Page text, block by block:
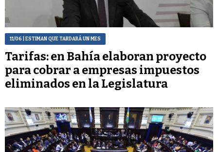
11/06 | ESTIMAN QUE TARDARÁ UN MES
Tarifas: en Bahía elaboran proyecto
para cobrar a empresas impuestos
eliminados en la Legislatura